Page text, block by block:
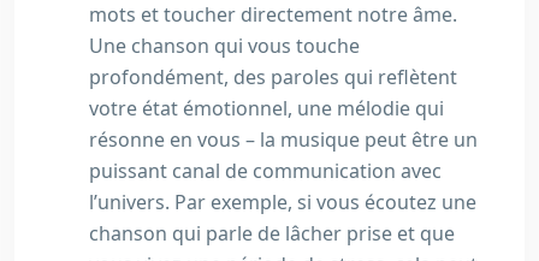
mots et toucher directement notre âme.
Une chanson qui vous touche
profondément, des paroles qui reflètent
votre état émotionnel, une mélodie qui
résonne en vous – la musique peut être un
puissant canal de communication avec
l’univers. Par exemple, si vous écoutez une
chanson qui parle de lâcher prise et que